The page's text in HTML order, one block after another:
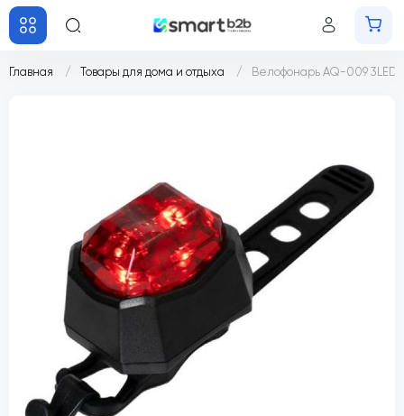
Главная Товары для дома и отдыха Велофонарь AQ-009 3LED